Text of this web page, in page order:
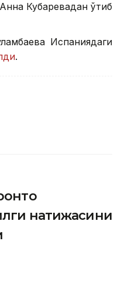
Кубаревадан ўтиб
Испаниядаги
.
натижасини